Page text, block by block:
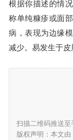
根据你描述的情
称单纯糠疹或面
病，表现为边缘
减少。易发生于皮
扫描二维码推送至
版权声明：本文由